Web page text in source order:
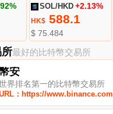
SOL/HKD +2.13%
HK$ 588.1
$ 75.484
最好的比特幣交易所
安
界排名第一的比特幣交易所
：https://www.binance.com